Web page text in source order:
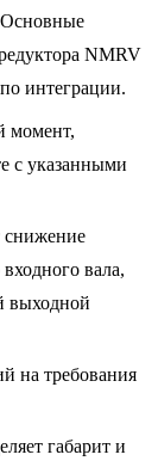
Основные
NMRV
интеграции.
момент,
с указанными
снижение
вала,
выходной
на требования
габарит и